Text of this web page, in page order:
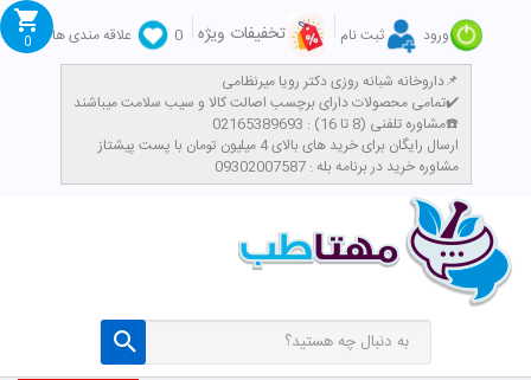
ورود ثبت نام تخفیفات ویژه 0
علاقه مندی ها
داروخانه شبانه روزی دکتر رویا میرنظامی📌
تمامی محصولات دارای برچسب اصالت کالا و سیب سلامت میباشند✔️
مشاوره تلفنی (8 تا 16) : 02165389693☎️
​ارسال رایگان برای خرید های بالای 4 میلیون تومان با پست پیشتاز
مشاوره خرید در برنامه بله : 09302007587
0